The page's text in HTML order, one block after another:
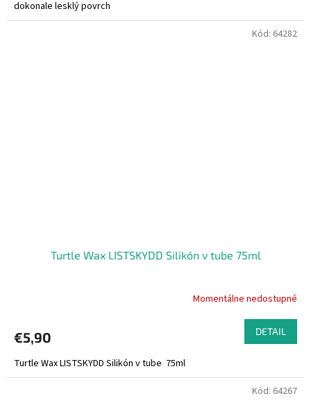
dokonale lesklý povrch
Turtle Wax LISTSKYDD Silikón v tube 75ml
Momentálne nedostupné
€5,90 DETAIL
Turtle Wax LISTSKYDD Silikón v tube 75ml
Kód: 64282
Kód: 64267